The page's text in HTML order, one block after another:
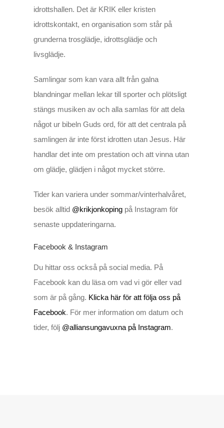
idrottshallen. Det är KRIK eller kristen
idrottskontakt, en organisation som står på
grunderna trosglädje, idrottsglädje och
livsglädje.
Samlingar som kan vara allt från galna
blandningar mellan lekar till sporter och plötsligt
stängs musiken av och alla samlas för att dela
något ur bibeln Guds ord, för att det centrala på
samlingen är inte först idrotten utan Jesus. Här
handlar det inte om prestation och att vinna utan
om glädje, glädjen i något mycket större.
Tider kan variera under sommar/vinterhalvåret,
besök alltid @krikjonkoping på Instagram för
senaste uppdateringarna.
Facebook & Instagram
Du hittar oss också på social media. På
Facebook kan du läsa om vad vi gör eller vad
som är på gång. Klicka här för att följa oss på
Facebook. För mer information om datum och
tider, följ @alliansungavuxna på Instagram.